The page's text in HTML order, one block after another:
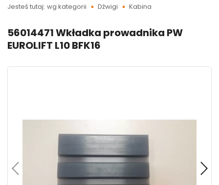
Jesteś tutaj: wg kategorii Dźwigi Kabina
56014471 Wkładka prowadnika PW
EUROLIFT L10 BFK16